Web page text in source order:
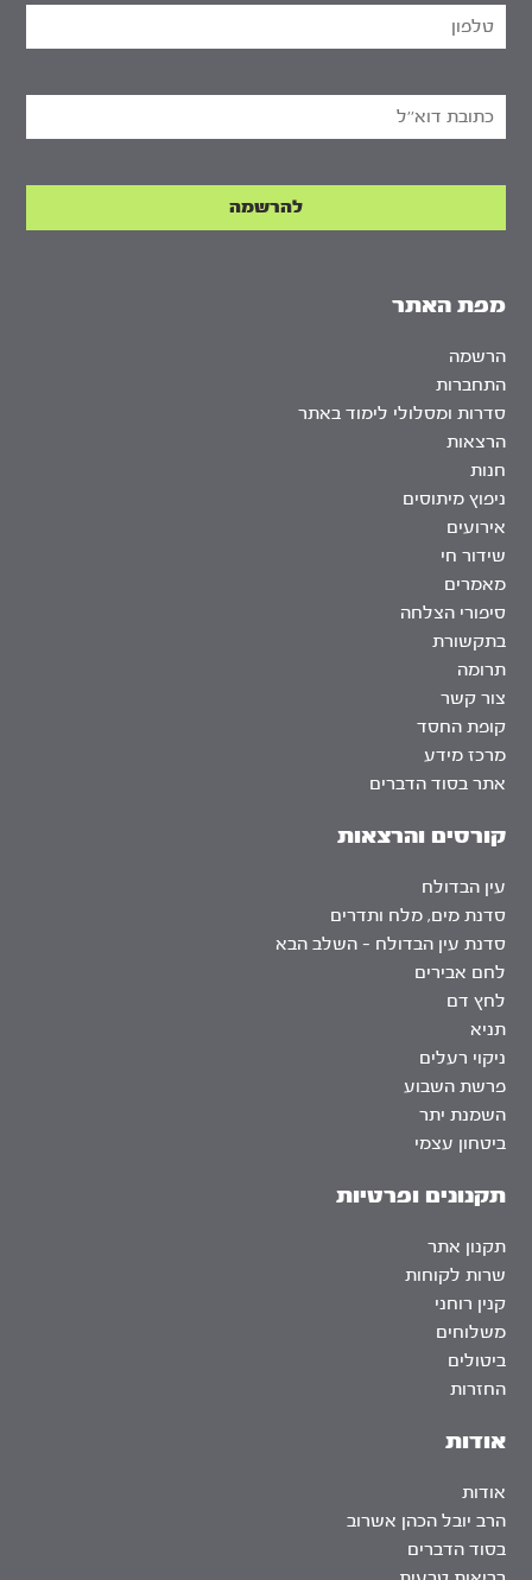
אודות
אודות
הרב יובל הכהן אשרוב
בסוד הדברים
מפת האתר
הרשמה
התחברות
סדרות ומסלולי לימוד באתר
הרצאות
חנות
ניפוץ מיתוסים
אירועים
שידור חי
מאמרים
סיפורי הצלחה
בתקשורת
תרומה
צור קשר
קופת החסד
מרכז מידע
אתר בסוד הדברים
קורסים והרצאות
עין הבדולח
סדנת מים, מלח ותדרים
סדנת עין הבדולח – השלב הבא
לחם אבירים
לחץ דם
תניא
ניקוי רעלים
פרשת השבוע
השמנת יתר
ביטחון עצמי
תקנונים ופרטיות
תקנון אתר
שרות לקוחות
קנין רוחני
משלוחים
ביטולים
החזרות